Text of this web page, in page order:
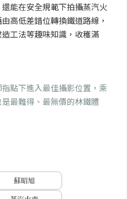
能在安全規範下拍攝蒸汽火
高低差錯位轉換鐵道路線，
工法等趣味知識，收穫滿
點下進入最佳攝影位置，乘
最難得、最無價的林鐵體
蘇昭旭